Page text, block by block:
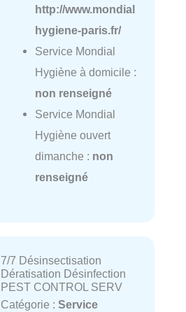
http://www.mondial
hygiene-paris.fr/
Service Mondial
Hygiène à domicile :
non renseigné
Service Mondial
Hygiène ouvert
dimanche : non
renseigné
7/7 Désinsectisation
Dératisation Désinfection
PEST CONTROL SERV
Catégorie : Service